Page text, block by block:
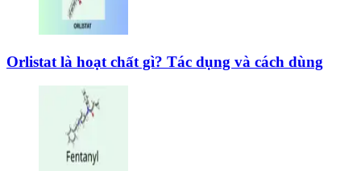
Orlistat là hoạt chất gì? Tác dụng và cách dùng